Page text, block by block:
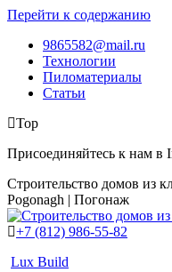
Перейти к содержанию
9865582@mail.ru
Технологии
Пиломатериалы
Статьи
Top
Присоединяйтесь к нам в
Строительство домов из
Pogonagh | Погонаж
+7 (812) 986-55-82
Lux Build